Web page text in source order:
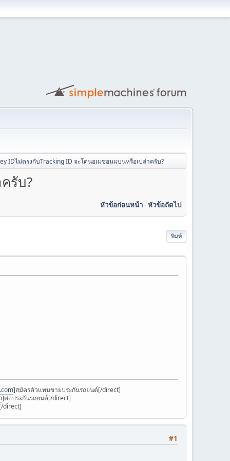
IDไม่ตรงกับTracking ID จะโดนอเมซอนแบนหรือเปล่าครับ?
รับ?
หัวข้อก่อนหน้า-หัวข้อถัดไป
พิมพ์
]สมัครตัวแทนขายประกันรถยนต์[/direct]
]ต่อประกันรถยนต์[/direct]
direct]
#1